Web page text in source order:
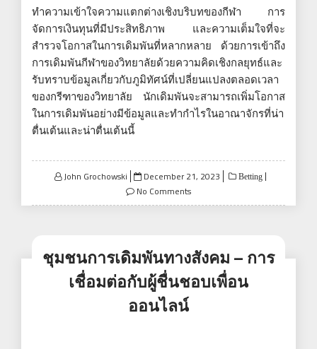
ทำความเข้าใจความแตกต่างเชิงบริบทของกีฬา การ
จัดการเงินทุนที่มีประสิทธิภาพ และความเต็มใจที่จะ
สำรวจโอกาสในการเดิมพันที่หลากหลาย ด้วยการเข้าถึง
การเดิมพันกีฬาของวิทยาลัยด้วยความคิดเชิงกลยุทธ์และ
รับทราบข้อมูลเกี่ยวกับภูมิทัศน์ที่เปลี่ยนแปลงตลอดเวลา
ของกรีฑาของวิทยาลัย นักเดิมพันจะสามารถเพิ่มโอกาส
ในการเดิมพันอย่างมีข้อมูลและทำกำไรในอาณาจักรที่น่า
ตื่นเต้นและน่าตื่นเต้นนี้
John Grochowski
Posted
on
December 21, 2023 Betting
No Comments
ชุมชนการเดิมพันทางสังคม – การ
เชื่อมต่อกับผู้ชื่นชอบเพื่อน
ออนไลน์